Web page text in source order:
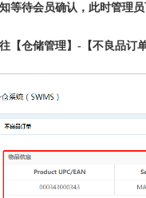
等待会员确认，此时管理
【仓储管理】-【不良品订